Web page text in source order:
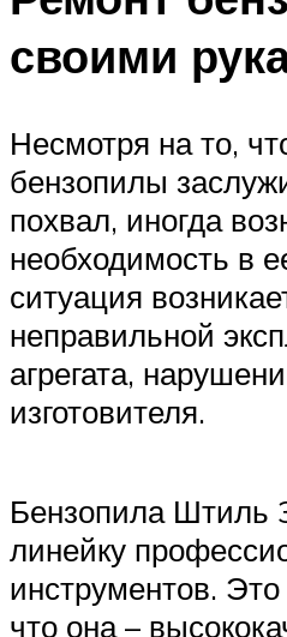
своими
Несмотря на то,
бензопилы
похвал, иногда
необходимость в
ситуация
неправильной
агрегата,
изготовителя.
Бензопила Штиль
линейку
инструментов.
что она –